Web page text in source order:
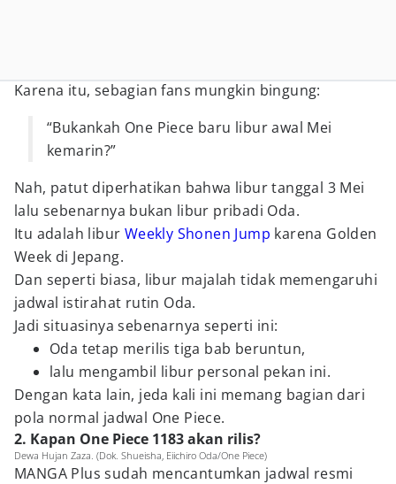
Karena itu, sebagian fans mungkin bingung:
“Bukankah One Piece baru libur awal Mei
kemarin?”
Nah, patut diperhatikan bahwa libur tanggal 3 Mei
lalu sebenarnya bukan libur pribadi Oda.
Itu adalah libur Weekly Shonen Jump karena Golden
Week di Jepang.
Dan seperti biasa, libur majalah tidak memengaruhi
jadwal istirahat rutin Oda.
Jadi situasinya sebenarnya seperti ini:
Oda tetap merilis tiga bab beruntun,
lalu mengambil libur personal pekan ini.
Dengan kata lain, jeda kali ini memang bagian dari
pola normal jadwal One Piece.
2. Kapan One Piece 1183 akan rilis?
Dewa Hujan Zaza. (Dok. Shueisha, Eiichiro Oda/One Piece)
MANGA Plus sudah mencantumkan jadwal resmi